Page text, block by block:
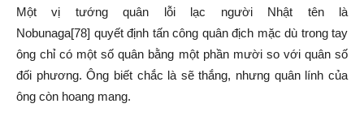
Một vị tướng quân lỗi lạc người Nhật tên là
Nobunaga[78] quyết định tấn công quân địch mặc dù trong tay
ông chỉ có một số quân bằng một phần mười so với quân số
đối phương. Ông biết chắc là sẽ thắng, nhưng quân lính của
ông còn hoang mang.